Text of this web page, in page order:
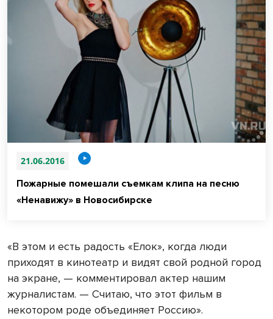
21.06.2016
Пожарные помешали съемкам клипа на песню
«Ненавижу» в Новосибирске
«В этом и есть радость «Елок», когда люди
приходят в кинотеатр и видят свой родной город
на экране, — комментировал актер нашим
журналистам. — Считаю, что этот фильм в
некотором роде объединяет Россию».